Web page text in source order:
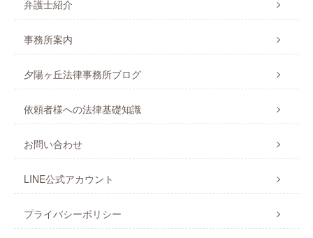
弁護士紹介
事務所案内
夕陽ヶ丘法律事務所ブログ
依頼者様への法律基礎知識
お問い合わせ
LINE公式アカウント
プライバシーポリシー